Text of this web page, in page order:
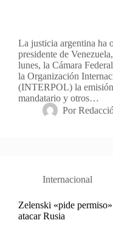
La justicia argentina ha
presidente de
lunes, la Cámara
la Organización
(INTERPOL) la
mandatario y otros…
Por
Internacional
Zelenski «pide
atacar Rusia